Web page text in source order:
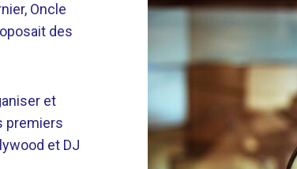
Oncle
des
et
premiers
et DJ